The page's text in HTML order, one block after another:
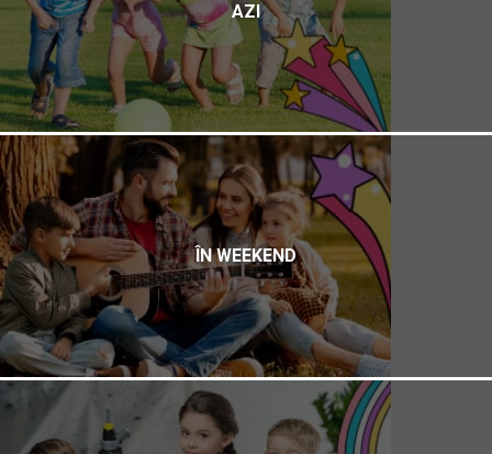
AZI
ÎN WEEKEND